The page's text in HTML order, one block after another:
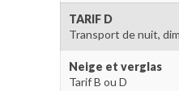
TARIF D
Transport de nuit,
Neige et verglas
Tarif B ou D